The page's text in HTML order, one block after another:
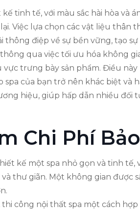
tinh tế, với màu sắc hài hòa và
Việc lựa chọn các vật liệu thân
thông điệp về sự bền vững, tạo
thông qua việc tối ưu hóa không
vực trưng bày sản phẩm. Điều
spa của bạn trở nên khác biệt và
hiệu, giúp hấp dẫn nhiều đối
Chi Phí
kế một spa nhỏ gọn và tinh
và thư giãn. Một không gian được
thi công nội thất spa một cách